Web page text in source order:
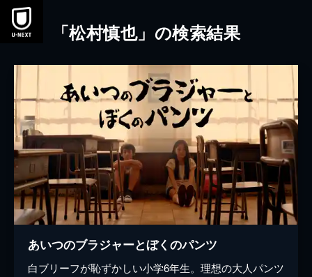
本文へスキップ
「松村慎也」の検索結果
あいつのブラジャーとぼくのパンツ
白ブリーフが恥ずかしい小学6年生。理想の大人パンツ